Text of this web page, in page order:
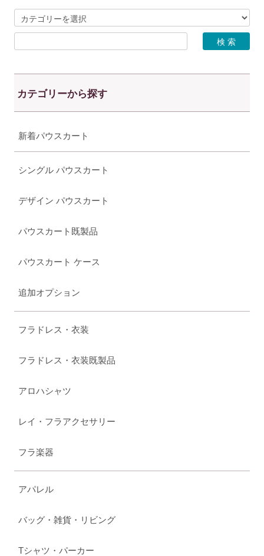
カテゴリーから探す
新着パウスカート
シングル パウスカート
デザイン パウスカート
パウスカート既製品
パウスカート ケース
追加オプション
フラドレス・衣装
フラドレス・衣装既製品
アロハシャツ
レイ・フラアクセサリー
フラ楽器
アパレル
バッグ・雑貨・リビング
Tシャツ・パーカー